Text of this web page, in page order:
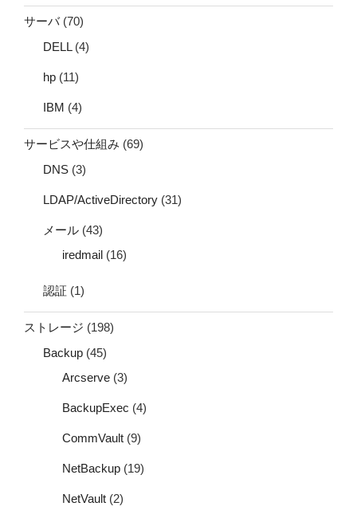
サーバ(70)
DELL(4)
hp (11)
IBM (4)
サービスや仕組み (69)
DNS (3)
LDAP/ActiveDirectory (31)
メール (43)
iredmail (16)
認証 (1)
ストレージ (198)
Backup (45)
Arcserve (3)
BackupExec (4)
CommVault (9)
NetBackup (19)
NetVault (2)